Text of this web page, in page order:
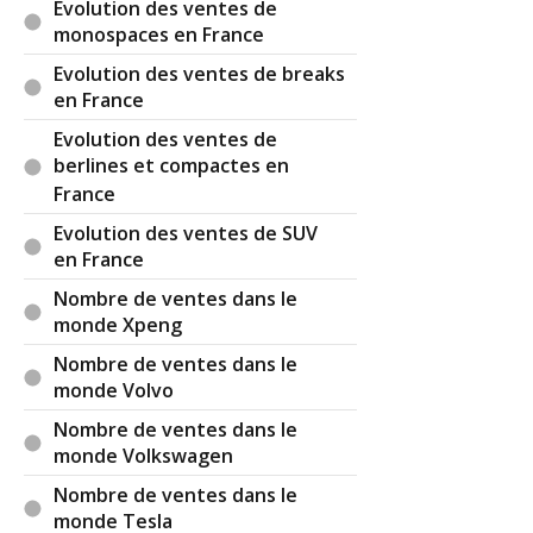
l'humanité "physique".
ParTib TOP CONTRIBUTEUR(2025-01-25
18:40:50) : Plus large, on est déjà pas capable de
gérer convenablement notre consommation
d'électricité avec des factures tantôt élevées,
tantôt un peu près stables.
Et tout le monde à l'électrique, mais oui bien sûr.
ParTib
02:31:40) : J'en rajoute une couche, à Mayotte leur
ouragan a tout balayé, on recharge comment
dans un bidonville ?
Notre France qui inonde, les primes d'assurance
qui augmentent. Imaginez si maintenant il faut
rembourser des électriques en grand nombre qui
sont des fardeaux pour les assureurs.
Il ne se passe pas une semaine sans que nous ne
soyons pas touchés sur la planète et au lieu de
nous poser les bonnes questions, on ne fait que
Evolution des ventes de
monospaces en France
Evolution des ventes de breaks
en France
Evolution des ventes de
berlines et compactes en
France
Evolution des ventes de SUV
en France
Nombre de ventes dans le
monde Xpeng
Nombre de ventes dans le
monde Volvo
Nombre de ventes dans le
monde Volkswagen
Nombre de ventes dans le
monde Tesla